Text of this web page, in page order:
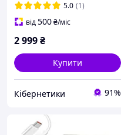
5.0 (1)
від500₴/міс
2 999₴
Купити
Кібернетики 91%